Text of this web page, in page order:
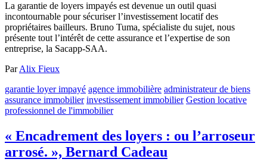
La garantie de loyers impayés est devenue un outil quasi
incontournable pour sécuriser l’investissement locatif des
propriétaires bailleurs. Bruno Tuma, spécialiste du sujet, nous
présente tout l’intérêt de cette assurance et l’expertise de son
entreprise, la Sacapp-SAA.
ParAlix Fieux
garantie loyer impayé agence immobilière administrateur de biens
assurance immobilier investissement immobilier Gestion locative
professionnel de l'immobilier
« Encadrement des loyers : ou l’arroseur
arrosé. », Bernard Cadeau